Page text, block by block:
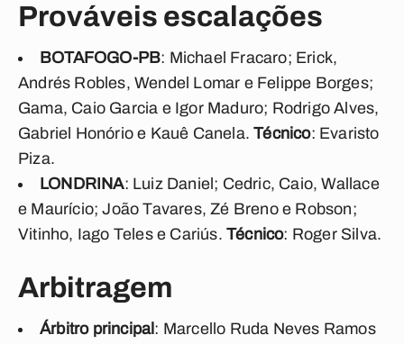
Prováveis escalações
BOTAFOGO-PB: Michael Fracaro; Erick,
Andrés Robles, Wendel Lomar e Felippe Borges;
Gama, Caio Garcia e Igor Maduro; Rodrigo Alves,
Gabriel Honório e Kauê Canela.Técnico: Evaristo
Piza.
LONDRINA: Luiz Daniel; Cedric, Caio, Wallace
e Maurício; João Tavares, Zé Breno e Robson;
Vitinho, Iago Teles e Cariús. Técnico: Roger Silva.
Arbitragem
Árbitro principal : Marcello Ruda Neves Ramos